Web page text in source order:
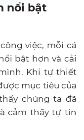
nổi bật
việc, mỗi cá
bật hơn và cải
Khi tự thiết
mục tiêu của
chúng ta đã
cảm thấy tự tin